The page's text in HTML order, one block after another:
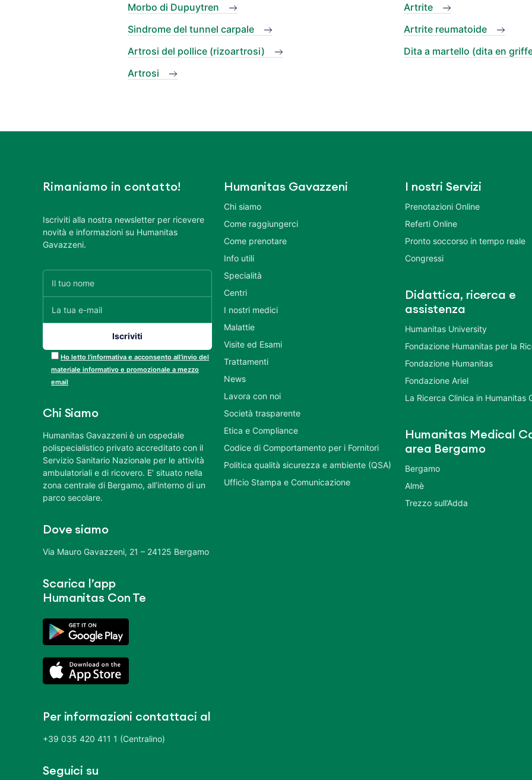
Morbo di Dupuytren
Sindrome del tunnel carpale
Artrosi del pollice (rizoartrosi)
Artrosi
Artrite
Artrite reumatoide
Dita a martello (dita en
Rimaniamo in contatto!
Iscriviti alla nostra newsletter per ricevere
novità e informazioni su Humanitas
Gavazzeni.
Ho letto l’informativa e acconsento all’invio del
materiale informativo e promozionale a mezzo
email
Chi Siamo
Humanitas Gavazzeni è un ospedale
polispecialistico privato accreditato con il
Servizio Sanitario Nazionale per le attività
ambulatoriali e di ricovero. E’ situato nella
zona centrale di Bergamo, all’interno di un
parco secolare.
Dove siamo
Via Mauro Gavazzeni, 21 – 24125 Bergamo
Scarica l’app
Humanitas Con Te
Per informazioni contattaci al
+39 035 420 411 1 (Centralino)
Seguici su
Humanitas Gavazzeni
Chi siamo
Come raggiungerci
Come prenotare
Info utili
Specialità
Centri
I nostri medici
Malattie
Visite ed Esami
Trattamenti
News
Lavora con noi
Società trasparente
Etica e Compliance
Codice di Comportamento per i Fornitori
Politica qualità sicurezza e ambiente (QSA)
Ufficio Stampa e Comunicazione
I nostri Servizi
Prenotazioni Online
Referti Online
Pronto soccorso in tempo reale
Congressi
Didattica, ricerca e
assistenza
Humanitas University
Fondazione Humanitas per la
Fondazione Humanitas
Fondazione Ariel
La Ricerca Clinica in Humanitas
Humanitas Medical
area Bergamo
Bergamo
Almè
Trezzo sull’Adda